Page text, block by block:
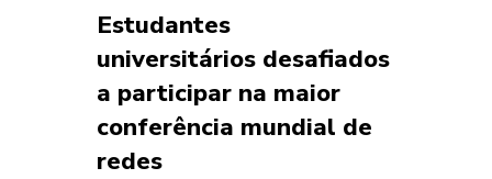
Estudantes
universitários desafiados
a participar na maior
conferência mundial de
redes